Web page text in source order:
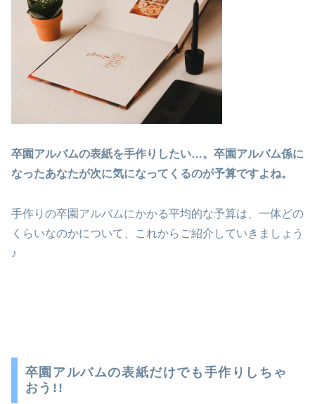
卒園アルバムの表紙を手作りしたい…。卒園アルバム係に
なったあなたが次に気になってくるのが予算ですよね。
手作りの卒園アルバムにかかる平均的な予算は、一体どの
くらいなのかについて、これからご紹介していきましょう
♪
卒園アルバムの表紙だけでも手作りしちゃ
おう!!